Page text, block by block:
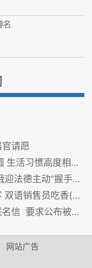
名
请愿
惯高度相似（图）
主动“握手”（图）
语销售员吃香(图)
延期的SAT成绩 （图）
网站广告